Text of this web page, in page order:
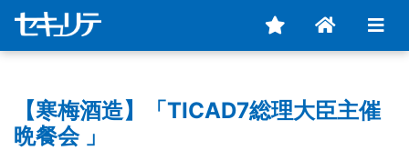
【寒梅酒造】「TICAD7総理大臣主催
晩餐会 」